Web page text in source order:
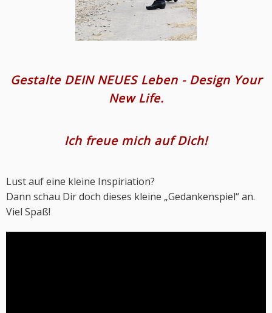
Gestalte DEIN NEUES Leben - Design Your
New Life.
Ich freue mich auf Dich!
Lust auf eine kleine Inspiriation?
Dann schau Dir doch dieses kleine „Gedankenspiel“ an.
Viel Spaß!